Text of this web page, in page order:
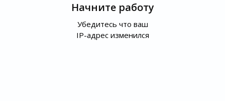
Начните работу
Убедитесь что ваш
IP-адрес изменился